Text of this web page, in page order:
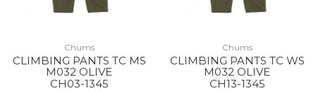
Chums
CLIMBING PANTS TC MS
M032 OLIVE
CH03-1345
Chums
CLIMBING PANTS TC WS
M032 OLIVE
CH13-1345